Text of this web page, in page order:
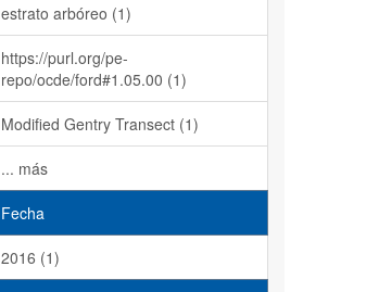
estrato arbóreo (1)
https://purl.org/pe-
repo/ocde/ford#1.05.00 (1)
Modified Gentry Transect (1)
... más
Fecha
2016 (1)